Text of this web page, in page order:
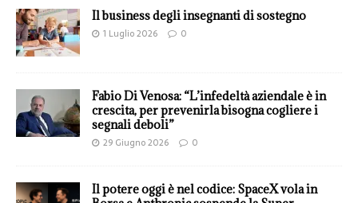
Il business degli insegnanti di sostegno
1 Luglio 2026 0
Fabio Di Venosa: “L’infedeltà aziendale è in
crescita, per prevenirla bisogna cogliere i
segnali deboli”
29 Giugno 2026 0
Il potere oggi è nel codice: SpaceX vola in